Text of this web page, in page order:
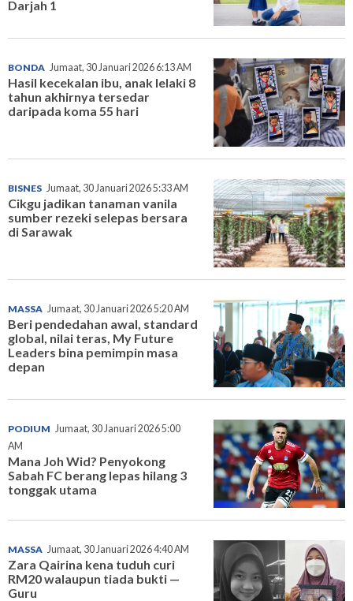
Darjah 1
BONDA Jumaat, 30 Januari 2026 6:13 AM
Hasil kecekalan ibu, anak lelaki 8
tahun akhirnya tersedar
daripada koma 55 hari
BISNES Jumaat, 30 Januari 2026 5:33 AM
Cikgu jadikan tanaman vanila
sumber rezeki selepas bersara
di Sarawak
MASSA Jumaat, 30 Januari 2026 5:20 AM
Beri pendedahan awal, standard
global, nilai teras, My Future
Leaders bina pemimpin masa
depan
PODIUM Jumaat, 30 Januari 2026 5:00
AM
Mana Joh Wid? Penyokong
Sabah FC berang lepas hilang 3
tonggak utama
MASSA Jumaat, 30 Januari 2026 4:40 AM
Zara Qairina kena tuduh curi
RM20 walaupun tiada bukti —
Guru